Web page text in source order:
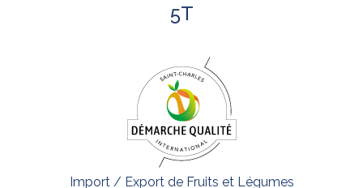
5T
Import / Export de Fruits et Légumes